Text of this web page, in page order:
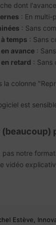
dont
: En multi-
: Sans
temps : Sans
avance :
retard : Sans
la colonne
est
(beaucoup)
pas notre
vidéo
Estève,